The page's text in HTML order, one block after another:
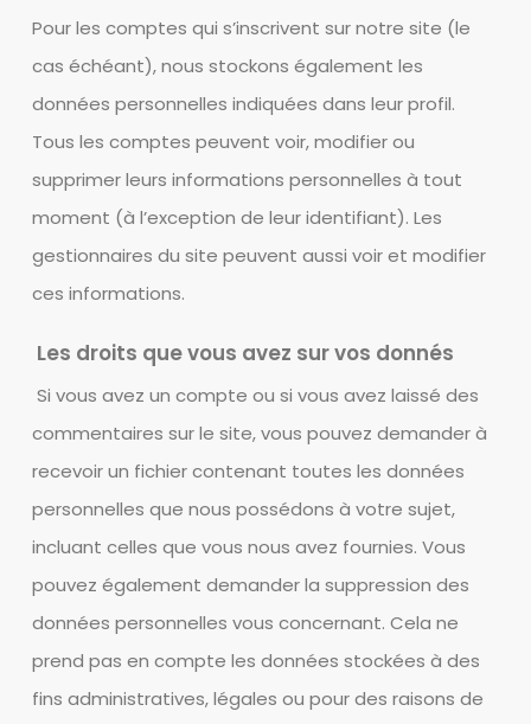
Pour les comptes qui s’inscrivent sur notre site (le
cas échéant), nous stockons également les
données personnelles indiquées dans leur profil.
Tous les comptes peuvent voir, modifier ou
supprimer leurs informations personnelles à tout
moment (à l’exception de leur identifiant). Les
gestionnaires du site peuvent aussi voir et modifier
ces informations.
Les droits que vous avez sur vos donnés
Si vous avez un compte ou si vous avez laissé des
commentaires sur le site, vous pouvez demander à
recevoir un fichier contenant toutes les données
personnelles que nous possédons à votre sujet,
incluant celles que vous nous avez fournies. Vous
pouvez également demander la suppression des
données personnelles vous concernant. Cela ne
prend pas en compte les données stockées à des
fins administratives, légales ou pour des raisons de